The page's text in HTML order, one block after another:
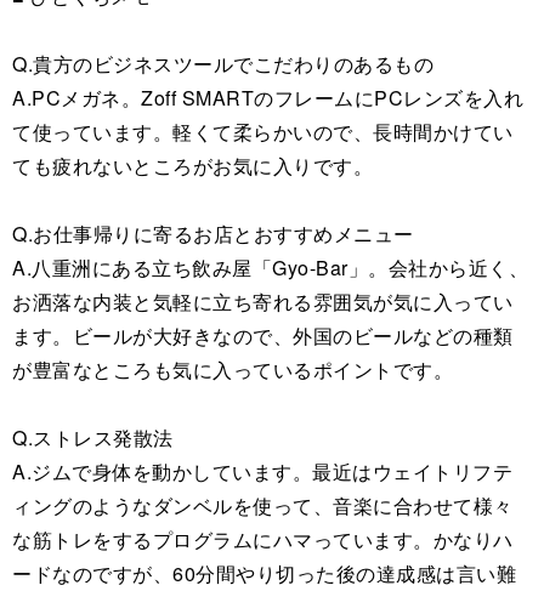
Q.貴方のビジネスツールでこだわりのあるもの
A.PCメガネ。Zoff SMARTのフレームにPCレンズを入れ
て使っています。軽くて柔らかいので、長時間かけてい
ても疲れないところがお気に入りです。
Q.お仕事帰りに寄るお店とおすすめメニュー
A.八重洲にある立ち飲み屋「Gyo-Bar」。会社から近く、
お洒落な内装と気軽に立ち寄れる雰囲気が気に入ってい
ます。ビールが大好きなので、外国のビールなどの種類
が豊富なところも気に入っているポイントです。
Q.ストレス発散法
A.ジムで身体を動かしています。最近はウェイトリフテ
ィングのようなダンベルを使って、音楽に合わせて様々
な筋トレをするプログラムにハマっています。かなりハ
ードなのですが、60分間やり切った後の達成感は言い難